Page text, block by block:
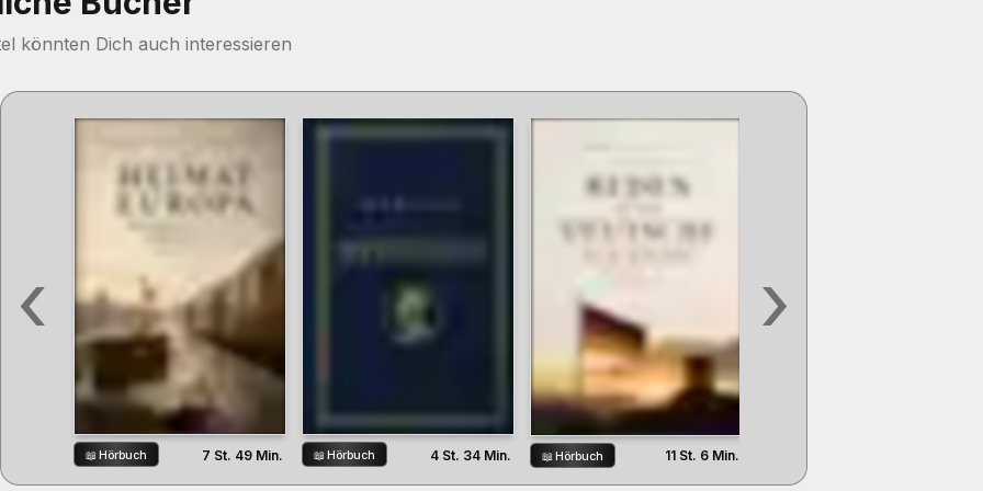
könnten Dich auch interessieren
‹
📖 Hörbuch 7 St. 49 Min. 📖 Hörbuch 4 St. 34 Min. 📖 Hörbuch 11 St. 6 Min.
›